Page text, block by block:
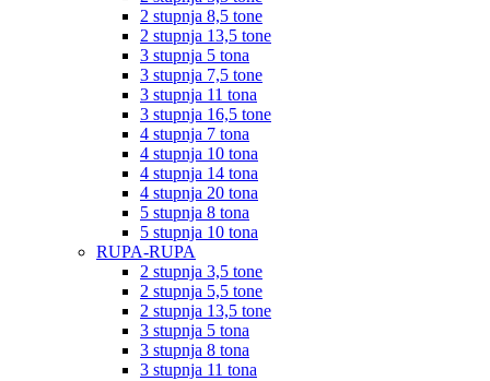
2 stupnja 8,5 tone
2 stupnja 13,5 tone
3 stupnja 5 tona
3 stupnja 7,5 tone
3 stupnja 11 tona
3 stupnja 16,5 tone
4 stupnja 7 tona
4 stupnja 10 tona
4 stupnja 14 tona
4 stupnja 20 tona
5 stupnja 8 tona
5 stupnja 10 tona
RUPA-RUPA
2 stupnja 3,5 tone
2 stupnja 5,5 tone
2 stupnja 13,5 tone
3 stupnja 5 tona
3 stupnja 8 tona
3 stupnja 11 tona